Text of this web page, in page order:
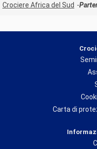
Crociere Africa del Sud
Carta di